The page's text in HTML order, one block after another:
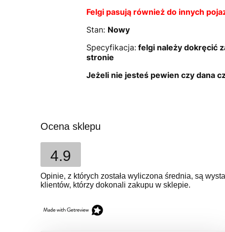
Felgi pasują również do innych
Stan: Nowy
Specyfikacja:felgi należy dokręcić
stronie
Jeżeli nie jesteś pewien czy dana
Ocena sklepu
4.9
Opinie, z których została wyliczona średnia, są
klientów, którzy dokonali zakupu w sklepie.